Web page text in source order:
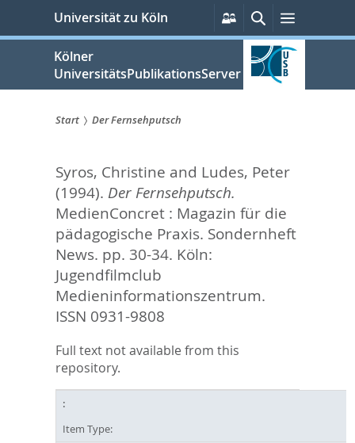
springen
Universität zu Köln
Persönliche
Services
SucheMenü
Kölner
UniversitätsPublikationsServer
sind
hier:
Start Der Fernsehputsch
Syros, Christine and Ludes, Peter
(1994). Der Fernsehputsch.
MedienConcret : Magazin für die
pädagogische Praxis. Sondernheft
News. pp. 30-34. Köln:
Jugendfilmclub
Medieninformationszentrum.
ISSN 0931-9808
Full text not available from this
repository.
Item Type: